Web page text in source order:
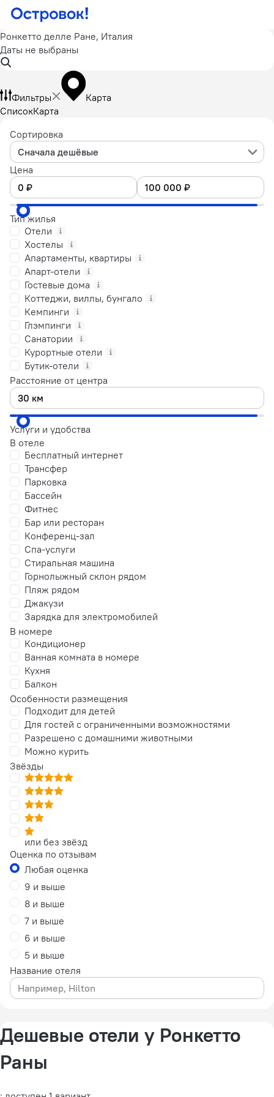
Ронкетто делле Ране, Италия
Даты не выбраны
Фильтры
Карта
СписокКарта
Сортировка
Сначала дешёвые
Цена
Тип жилья
Отели
Хостелы
Апартаменты, квартиры
Апарт-отели
Гостевые дома
Коттеджи, виллы, бунгало
Кемпинги
Глэмпинги
Санатории
Курортные отели
Бутик-отели
Расстояние от центра
Услуги и удобства
В отеле
Бесплатный интернет
Трансфер
Парковка
Бассейн
Фитнес
Бар или ресторан
Конференц-зал
Спа-услуги
Стиральная машина
Горнолыжный склон рядом
Пляж рядом
Джакузи
Зарядка для электромобилей
В номере
Кондиционер
Ванная комната в номере
Кухня
Балкон
Особенности размещения
Подходит для детей
Для гостей с ограниченными возможностями
Разрешено с домашними животными
Можно курить
Звёзды
или без звёзд
Оценка по отзывам
Любая оценка
9 и выше
8 и выше
7 и выше
6 и выше
5 и выше
Название отеля
Дешевые отели у Ронкетто
Раны